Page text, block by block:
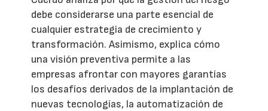
debe considerarse una parte esencial de
cualquier estrategia de crecimiento y
transformación. Asimismo, explica cómo
una visión preventiva permite a las
empresas afrontar con mayores garantías
los desafíos derivados de la implantación de
nuevas tecnologías, la automatización de